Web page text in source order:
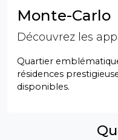
Monte-Carlo
Découvrez les
Quartier
résidences
disponibles.